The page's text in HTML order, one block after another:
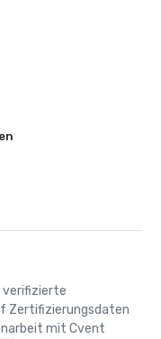
verifizierte
Zertifizierungsdaten
mit Cvent